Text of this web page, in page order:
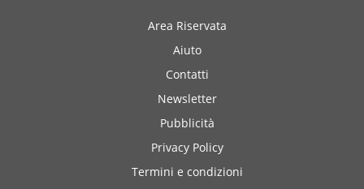
Area Riservata
Aiuto
Contatti
Newsletter
Pubblicità
Privacy Policy
Termini e condizioni